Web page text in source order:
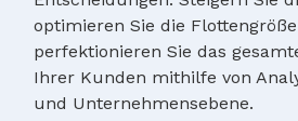
optimieren Sie die
perfektionieren Sie das
Ihrer Kunden mithilfe von
und Unternehmensebene.